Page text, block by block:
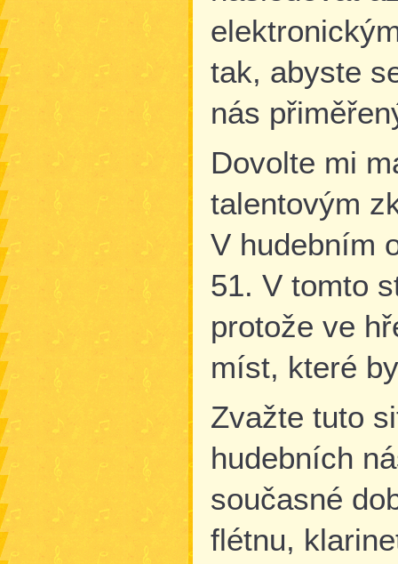
tak, abyste
nás
Dovolte mi
talentovým
V hudebním
51. V tomto
protože ve
míst, které
Zvažte tuto
hudebních
současné
flétnu,